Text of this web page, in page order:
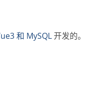
和 MySQL开发的。